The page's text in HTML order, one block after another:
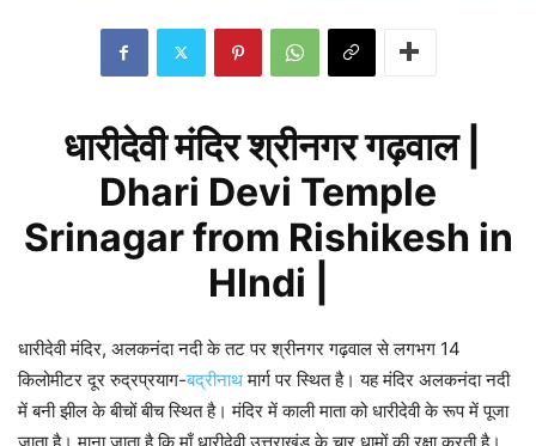
धारीदेवी मंदिर श्रीनगर गढ़वाल |
Dhari Devi Temple
Srinagar from Rishikesh in
HIndi |
धारीदेवी मंदिर, अलकनंदा नदी के तट पर श्रीनगर गढ़वाल से लगभग 14
किलोमीटर दूर रुद्रप्रयाग-बद्रीनाथमार्ग पर स्थित है। यह मंदिर अलकनंदा नदी
में बनी झील के बीचों बीच स्थित है। मंदिर में काली माता को धारीदेवी के रूप में पूजा
जाता है। माना जाता है कि माँ धारीदेवी उत्तराखंड के चार धामों की रक्षा करती है।